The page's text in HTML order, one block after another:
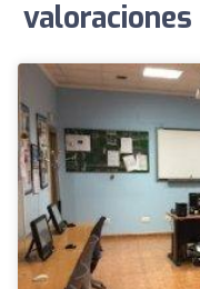
valoraciones